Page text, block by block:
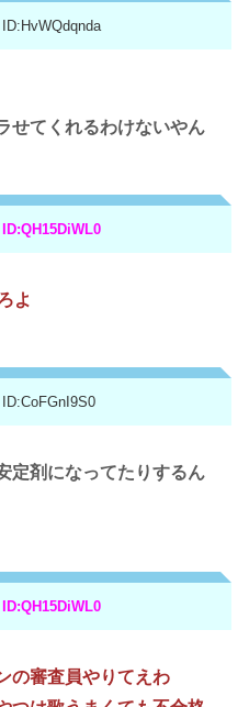
ID:HvWQdqnda
せてくれるわけないやん
ID:QH15DiWL0
よ
ID:CoFGnI9S0
定剤になってたりするん
ID:QH15DiWL0
の審査員やりてえわ